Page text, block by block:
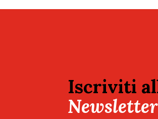
Iscriviti
Newsletter